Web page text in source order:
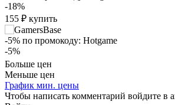
-18%
155 ₽ купить
-5% по промокоду: Hotgame
-5%
180 ₽купить
-3%по промокоду:
-3%
Больше цен
Меньше цен
40
60
График мин. цены
Чтобы написать комментарий войдите в